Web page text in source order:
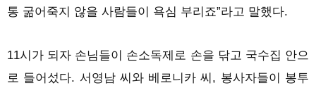
통 굶어죽지 않을 사람들이 욕심 부리죠”라고 말했다.
11시가 되자 손님들이 손소독제로 손을 닦고 국수집 안으
로 들어섰다. 서영남 씨와 베로니카 씨, 봉사자들이 봉투